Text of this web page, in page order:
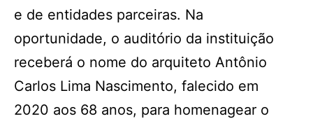
e de entidades parceiras. Na
oportunidade, o auditório da instituição
receberá o nome do arquiteto Antônio
Carlos Lima Nascimento, falecido em
2020 aos 68 anos, para homenagear o